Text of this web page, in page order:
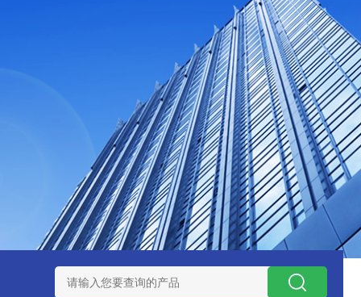
锆陶瓷研磨球 AGB-K-0.4-C01-Q69全新！！TORAY东丽